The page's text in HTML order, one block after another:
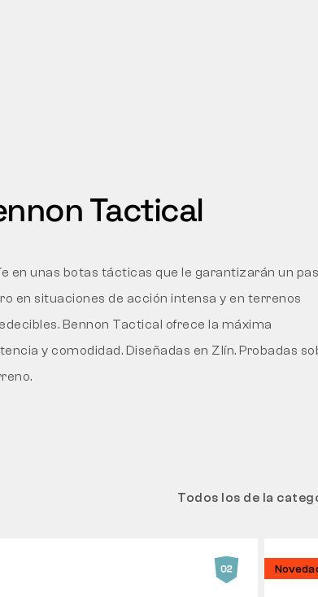
Tactical
en unas botas tácticas que le garantizarán un
en situaciones de acción intensa y en terrenos
Bennon Tactical ofrece la máxima
y comodidad. Diseñadas en Zlín. Probadas
Todos los de la